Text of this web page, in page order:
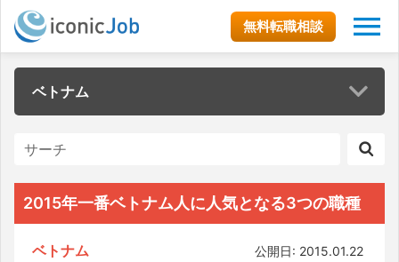
無料転職相談
ベトナム
2015年一番ベトナム人に人気となる3つの職種
ベトナム
公開日: 2015.01.22